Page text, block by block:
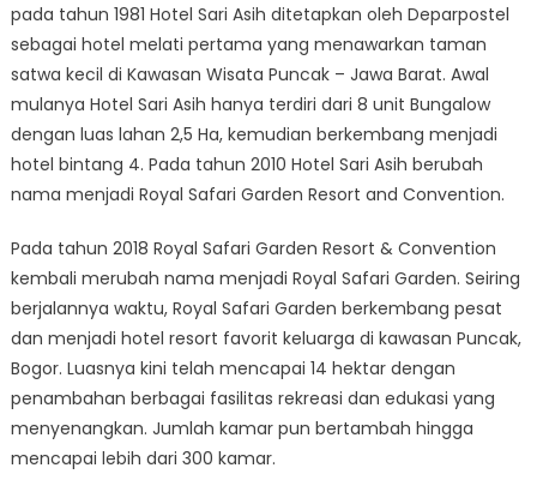
pada tahun 1981 Hotel Sari Asih ditetapkan oleh Deparpostel
sebagai hotel melati pertama yang menawarkan taman
satwa kecil di Kawasan Wisata Puncak – Jawa Barat. Awal
mulanya Hotel Sari Asih hanya terdiri dari 8 unit Bungalow
dengan luas lahan 2,5 Ha, kemudian berkembang menjadi
hotel bintang 4. Pada tahun 2010 Hotel Sari Asih berubah
nama menjadi Royal Safari Garden Resort and Convention.
Pada tahun 2018 Royal Safari Garden Resort & Convention
kembali merubah nama menjadi Royal Safari Garden. Seiring
berjalannya waktu, Royal Safari Garden berkembang pesat
dan menjadi hotel resort favorit keluarga di kawasan Puncak,
Bogor. Luasnya kini telah mencapai 14 hektar dengan
penambahan berbagai fasilitas rekreasi dan edukasi yang
menyenangkan. Jumlah kamar pun bertambah hingga
mencapai lebih dari 300 kamar.